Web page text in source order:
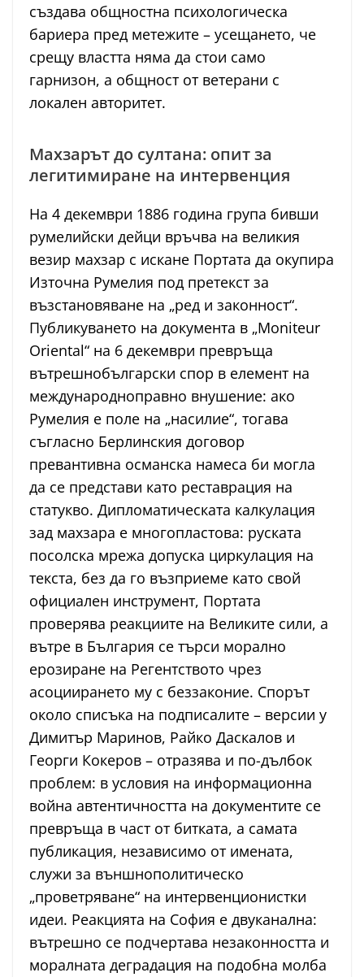
създава общностна психологическа
бариера пред метежите – усещането, че
срещу властта няма да стои само
гарнизон, а общност от ветерани с
локален авторитет.
Махзарът до султана: опит за
легитимиране на интервенция
На 4 декември 1886 година група бивши
румелийски дейци връчва на великия
везир махзар с искане Портата да окупира
Източна Румелия под претекст за
възстановяване на „ред и законност“.
Публикуването на документа в „Moniteur
Oriental“ на 6 декември превръща
вътрешнобългарски спор в елемент на
международноправно внушение: ако
Румелия е поле на „насилие“, тогава
съгласно Берлинския договор
превантивна османска намеса би могла
да се представи като реставрация на
статукво. Дипломатическата калкулация
зад махзара е многопластова: руската
посолска мрежа допуска циркулация на
текста, без да го възприеме като свой
официален инструмент, Портата
проверява реакциите на Великите сили, а
вътре в България се търси морално
ерозиране на Регентството чрез
асоциирането му с беззаконие. Спорът
около списъка на подписалите – версии у
Димитър Маринов, Райко Даскалов и
Георги Кокеров – отразява и по-дълбок
проблем: в условия на информационна
война автентичността на документите се
превръща в част от битката, а самата
публикация, независимо от имената,
служи за външнополитическо
„проветряване“ на интервенционистки
идеи. Реакцията на София е двуканална:
вътрешно се подчертава незаконността и
моралната деградация на подобна молба